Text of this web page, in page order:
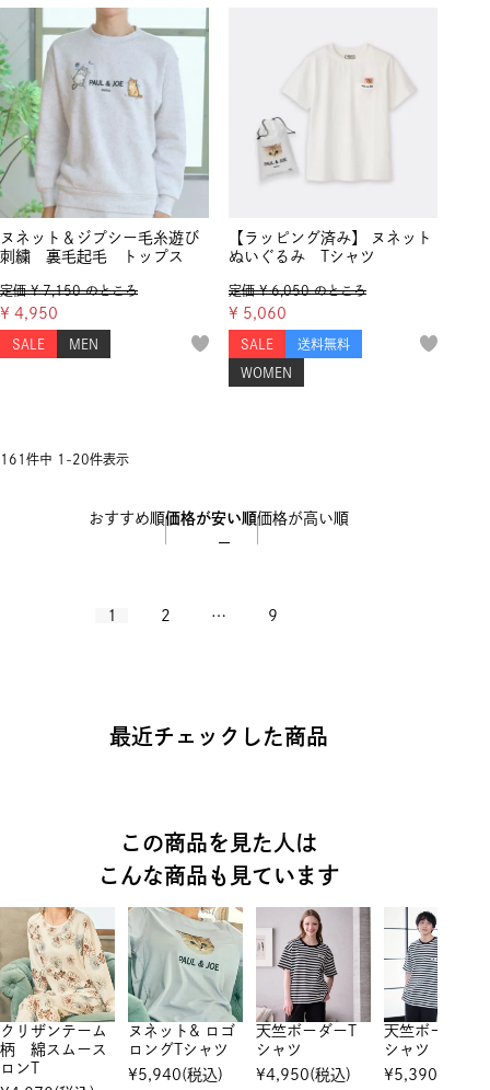
ヌネット＆ジプシー毛糸遊び
刺繍 裏毛起毛 トップス
定価 ¥ 7,150 のところ
¥ 4,950
SALE MEN
【ラッピング済み】 ヌネット
ぬいぐるみ Tシャツ
定価 ¥ 6,050 のところ
¥ 5,060
SALE 送料無料
WOMEN
おすすめ順価格が安い順価格が高い順
161 件中 1 -20件表示
1 2 … 9
最近チェックした商品
この商品を見た人は
こんな商品も見ています
クリザンテーム
柄 綿スムース
ロンT
ヌネット& ロゴ
ロングTシャツ
¥5,940(税込)
天竺ボーダーT
シャツ
¥4,950(税込)
天竺ボーダーT
シャツ
¥5,390